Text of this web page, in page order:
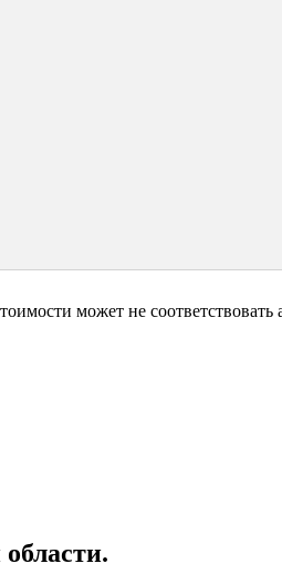
может не соответствовать